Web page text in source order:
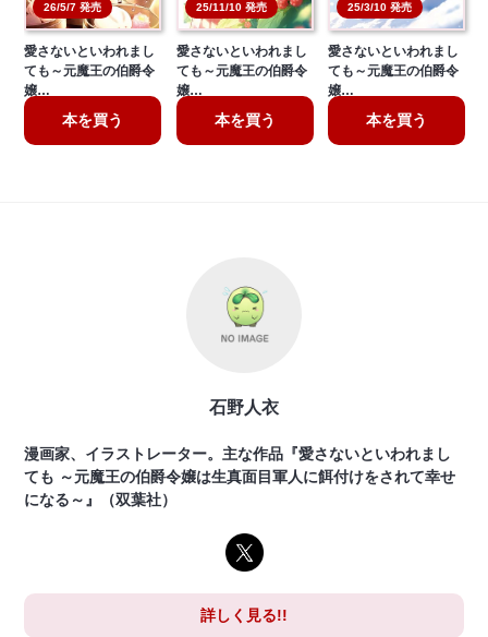
26/5/7 発売
愛さないといわれまし
ても～元魔王の伯爵令
嬢…
本を買う
25/11/10 発売
愛さないといわれまし
ても～元魔王の伯爵令
嬢…
本を買う
25/3/10 発売
愛さないといわれまし
ても～元魔王の伯爵令
嬢…
本を買う
石野人衣
漫画家、イラストレーター。主な作品『愛さないといわれまし
ても ～元魔王の伯爵令嬢は生真面目軍人に餌付けをされて幸せ
になる～』（双葉社）
詳しく見る!!